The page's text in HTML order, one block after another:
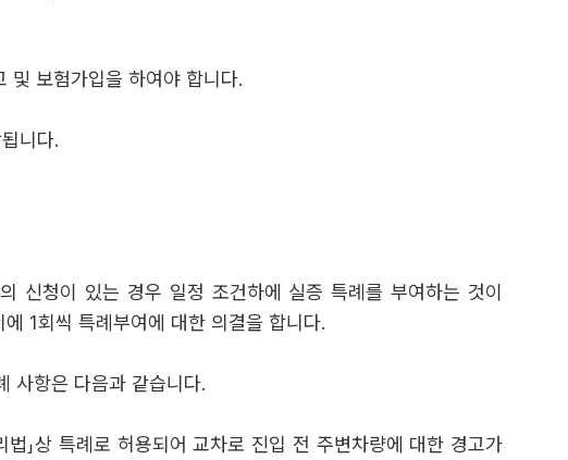
및 보험가입을 하여야 합니다.
니다.
신청이 있는 경우 일정 조건하에 실증 특례를 부여하는 것이
1회씩 특례부여에 대한 의결을 합니다.
사항은 다음과 같습니다.
」상 특례로 허용되어 교차로 진입 전 주변차량에 대한 경고가